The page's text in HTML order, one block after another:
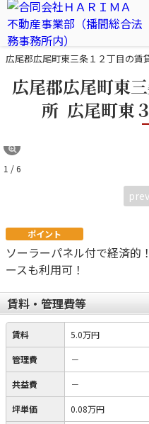
広尾郡広尾町東三条１２丁目の賃
広尾郡広尾町東
所 広尾町東
1 / 6
prev
ポイント
ソーラーパネル付で経済的
ースも利用可！
賃料・管理費等
賃料 5.0万円
管理費 －
共益費 －
坪単価 0.08万円